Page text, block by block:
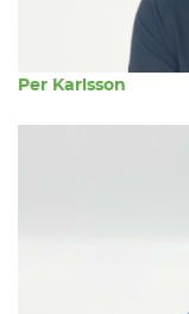
Per Karlsson